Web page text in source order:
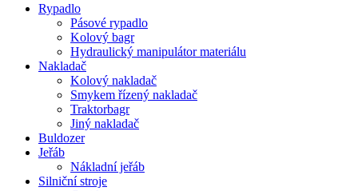
Rypadlo
Pásové rypadlo
Kolový bagr
Hydraulický manipulátor materiálu
Nakladač
Kolový nakladač
Smykem řízený nakladač
Traktorbagr
Jiný nakladač
Buldozer
Jeřáb
Nákladní jeřáb
Silniční stroje